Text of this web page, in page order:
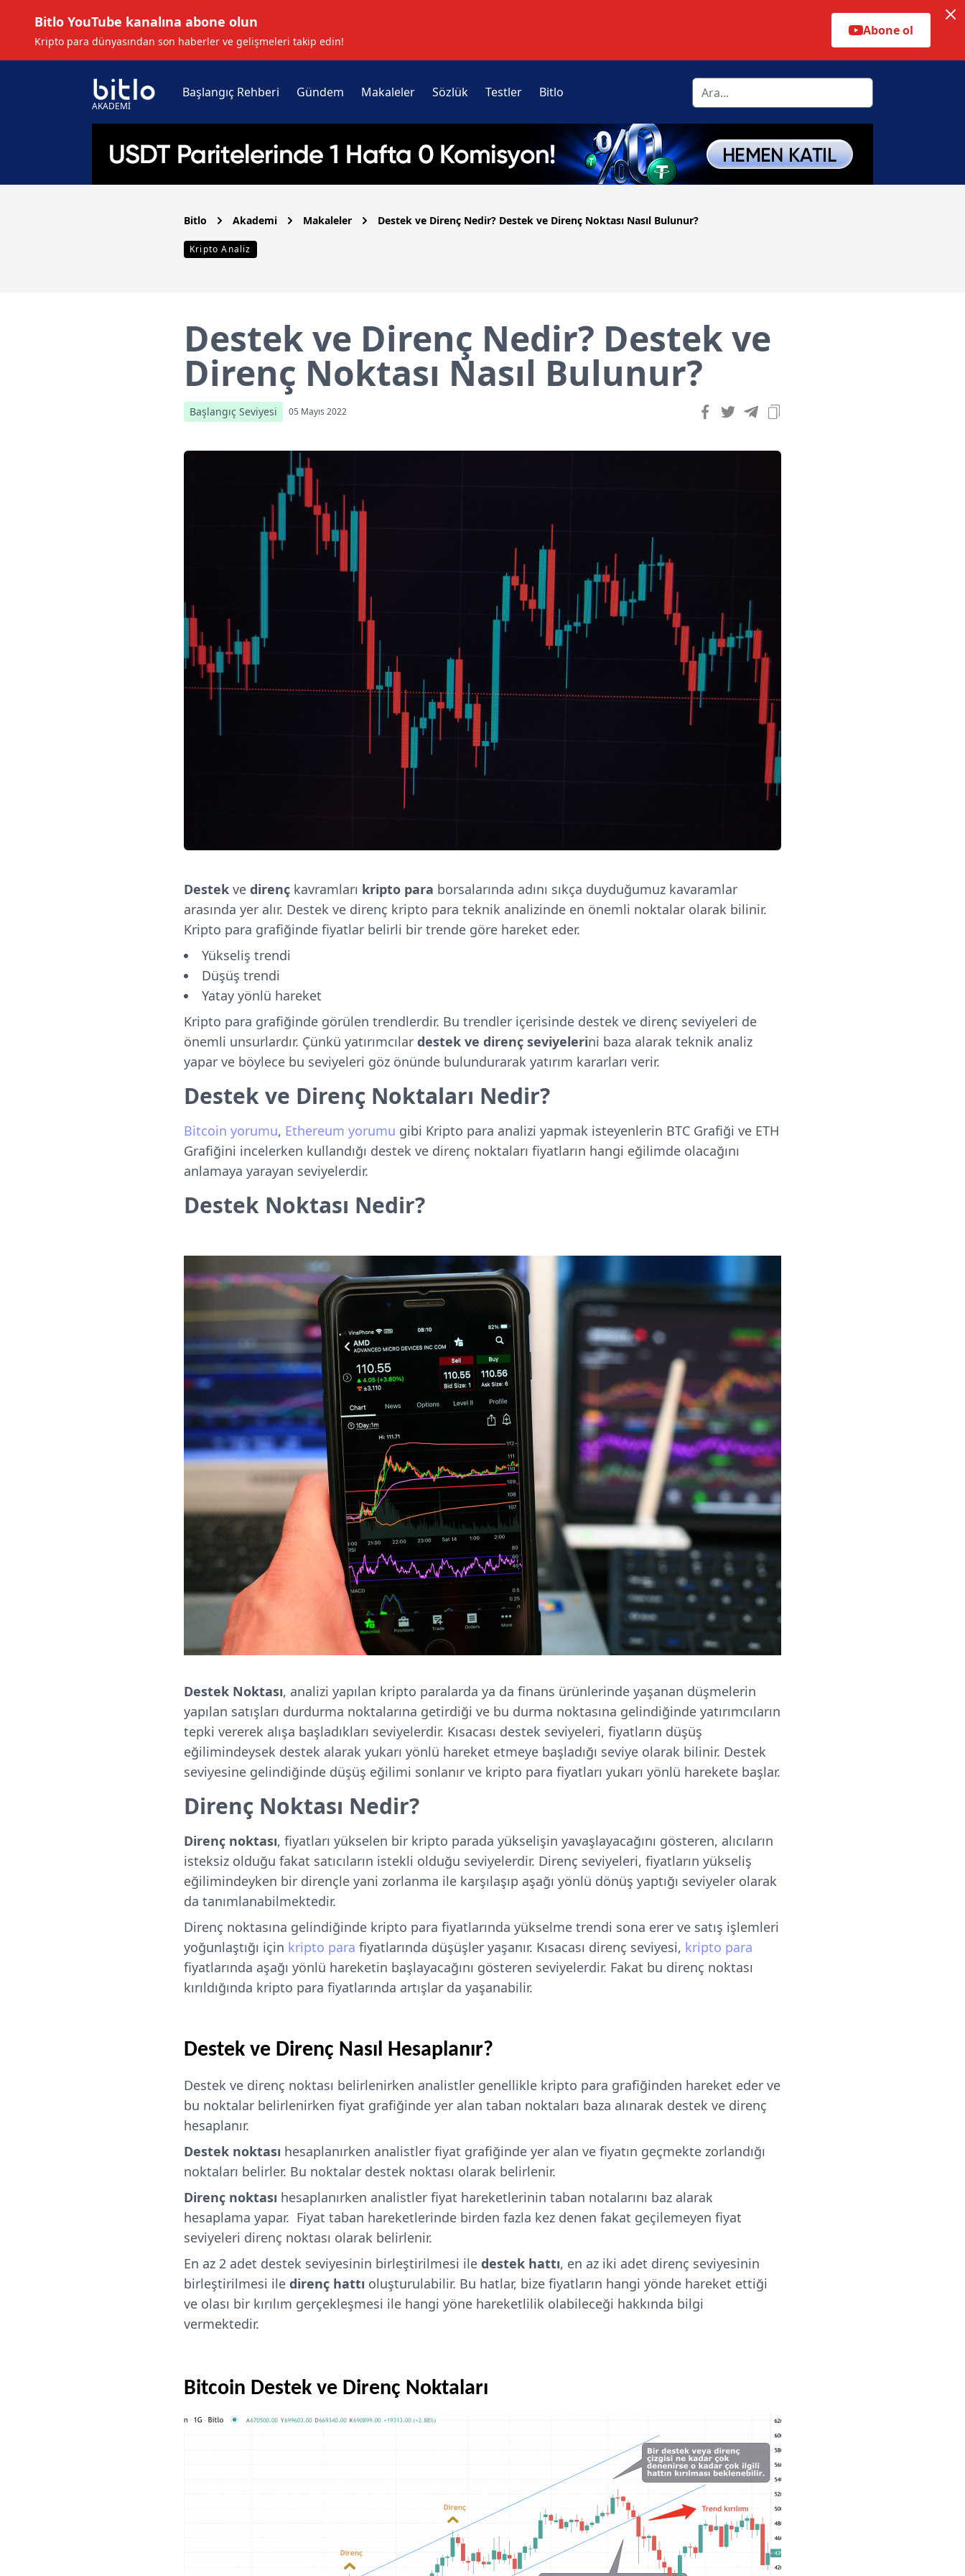
Bitlo YouTube kanalına abone olun
Kripto para dünyasından son haberler ve gelişmeleri takip edin!
Abone ol
AKADEMİ
Başlangıç Rehberi Gündem Makaleler Sözlük Testler Bitlo
Bitlo Akademi Makaleler Destek ve Direnç Nedir? Destek ve Direnç Noktası Nasıl Bulunur?
Kripto Analiz
Destek ve Direnç Nedir? Destek ve
Direnç Noktası Nasıl Bulunur?
Başlangıç Seviyesi 05 Mayıs 2022
Destek ve direnç kavramları kripto para borsalarında adını sıkça duyduğumuz kavaramlar
arasında yer alır. Destek ve direnç kripto para teknik analizinde en önemli noktalar olarak bilinir.
Kripto para grafiğinde fiyatlar belirli bir trende göre hareket eder.
Yükseliş trendi
Düşüş trendi
Yatay yönlü hareket
Kripto para grafiğinde görülen trendlerdir. Bu trendler içerisinde destek ve direnç seviyeleri de
önemli unsurlardır. Çünkü yatırımcılar destek ve direnç seviyelerini baza alarak teknik analiz
yapar ve böylece bu seviyeleri göz önünde bulundurarak yatırım kararları verir.
Destek ve Direnç Noktaları Nedir?
Bitcoin yorumu, Ethereum yorumu gibi Kripto para analizi yapmak isteyenlerin BTC Grafiği ve ETH
Grafiğini incelerken kullandığı destek ve direnç noktaları fiyatların hangi eğilimde olacağını
anlamaya yarayan seviyelerdir.
Destek Noktası Nedir?
Destek Noktası, analizi yapılan kripto paralarda ya da finans ürünlerinde yaşanan düşmelerin
yapılan satışları durdurma noktalarına getirdiği ve bu durma noktasına gelindiğinde yatırımcıların
tepki vererek alışa başladıkları seviyelerdir. Kısacası destek seviyeleri, fiyatların düşüş
eğilimindeysek destek alarak yukarı yönlü hareket etmeye başladığı seviye olarak bilinir. Destek
seviyesine gelindiğinde düşüş eğilimi sonlanır ve kripto para fiyatları yukarı yönlü harekete başlar.
Direnç Noktası Nedir?
Direnç noktası, fiyatları yükselen bir kripto parada yükselişin yavaşlayacağını gösteren, alıcıların
isteksiz olduğu fakat satıcıların istekli olduğu seviyelerdir. Direnç seviyeleri, fiyatların yükseliş
eğilimindeyken bir dirençle yani zorlanma ile karşılaşıp aşağı yönlü dönüş yaptığı seviyeler olarak
da tanımlanabilmektedir.
Direnç noktasına gelindiğinde kripto para fiyatlarında yükselme trendi sona erer ve satış işlemleri
yoğunlaştığı için kripto para fiyatlarında düşüşler yaşanır. Kısacası direnç seviyesi, kripto para
fiyatlarında aşağı yönlü hareketin başlayacağını gösteren seviyelerdir. Fakat bu direnç noktası
kırıldığında kripto para fiyatlarında artışlar da yaşanabilir.
Destek ve Direnç Nasıl Hesaplanır?
Destek ve direnç noktası belirlenirken analistler genellikle kripto para grafiğinden hareket eder ve
bu noktalar belirlenirken fiyat grafiğinde yer alan taban noktaları baza alınarak destek ve direnç
hesaplanır.
Destek noktası hesaplanırken analistler fiyat grafiğinde yer alan ve fiyatın geçmekte zorlandığı
noktaları belirler. Bu noktalar destek noktası olarak belirlenir.
Direnç noktası hesaplanırken analistler fiyat hareketlerinin taban notalarını baz alarak
hesaplama yapar. Fiyat taban hareketlerinde birden fazla kez denen fakat geçilemeyen fiyat
seviyeleri direnç noktası olarak belirlenir.
En az 2 adet destek seviyesinin birleştirilmesi ile destek hattı, en az iki adet direnç seviyesinin
birleştirilmesi ile direnç hattı oluşturulabilir. Bu hatlar, bize fiyatların hangi yönde hareket ettiği
ve olası bir kırılım gerçekleşmesi ile hangi yöne hareketlilik olabileceği hakkında bilgi
vermektedir.
Bitcoin Destek ve Direnç Noktaları